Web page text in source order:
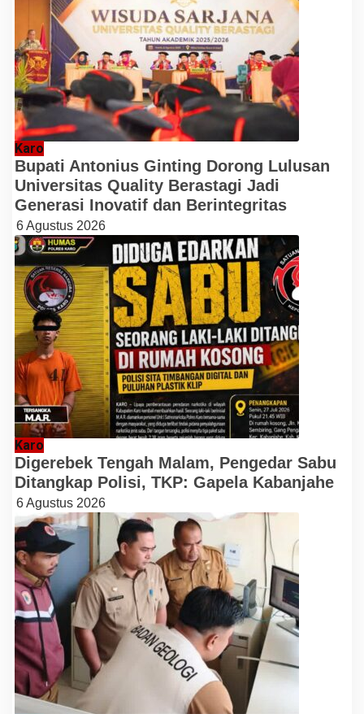
Karo
Bupati Antonius Ginting Dorong Lulusan
Universitas Quality Berastagi Jadi
Generasi Inovatif dan Berintegritas
6 Agustus 2026
Karo
Digerebek Tengah Malam, Pengedar Sabu
Ditangkap Polisi, TKP: Gapela Kabanjahe
6 Agustus 2026